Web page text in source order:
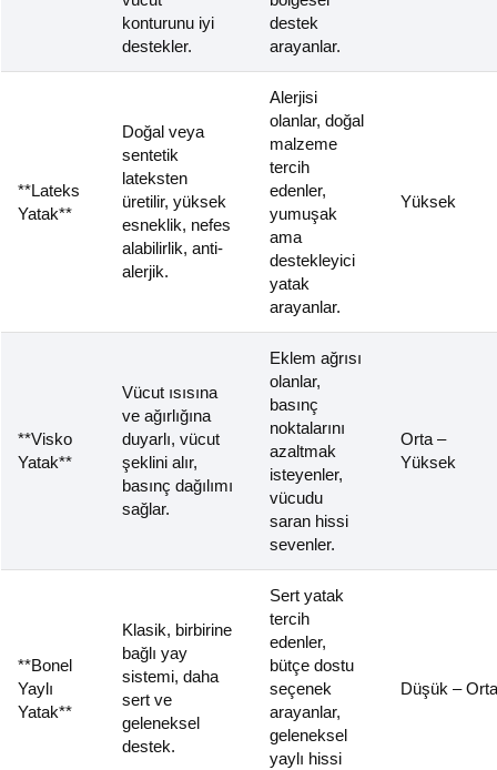
konturunu iyi
destekler.
destek
arayanlar.
**Lateks
Yatak**
Doğal veya
sentetik
lateksten
üretilir, yüksek
esneklik, nefes
alabilirlik, anti-
alerjik.
Alerjisi
olanlar, doğal
malzeme
tercih
edenler,
yumuşak
ama
destekleyici
yatak
arayanlar.
Yüksek
**Visko
Yatak**
Vücut ısısına
ve ağırlığına
duyarlı, vücut
şeklini alır,
basınç dağılımı
sağlar.
Eklem ağrısı
olanlar,
basınç
noktalarını
azaltmak
isteyenler,
vücudu
saran hissi
sevenler.
Orta –
Yüksek
**Bonel
Yaylı
Yatak**
Klasik, birbirine
bağlı yay
sistemi, daha
sert ve
geleneksel
destek.
Sert yatak
tercih
edenler,
bütçe dostu
seçenek
arayanlar,
geleneksel
yaylı hissi
Düşük – Orta